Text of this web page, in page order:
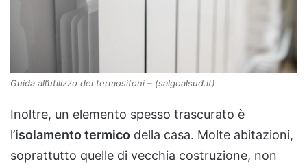
Guida all’utilizzo dei termosifoni – (salgoalsud.it)
Inoltre, un elemento spesso trascurato è
l’isolamento termico della casa. Molte abitazioni,
soprattutto quelle di vecchia costruzione, non